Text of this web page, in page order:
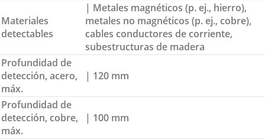
Materiales
detectables
| Metales magnéticos (p. ej., hierro),
metales no magnéticos (p. ej., cobre),
cables conductores de corriente,
subestructuras de madera
Profundidad de
detección, acero,
máx.
| 120 mm
Profundidad de
detección, cobre,
máx.
| 100 mm